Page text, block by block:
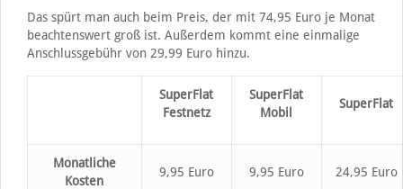
Das spürt man auch beim Preis, der mit 74,95 Euro je Monat
beachtenswert groß ist. Außerdem kommt eine einmalige
Anschlussgebühr von 29,99 Euro hinzu.
SuperFlat
Festnetz
SuperFlat
Mobil
SuperFlat
Monatliche
Kosten
9,95 Euro 9,95 Euro 24,95 Euro